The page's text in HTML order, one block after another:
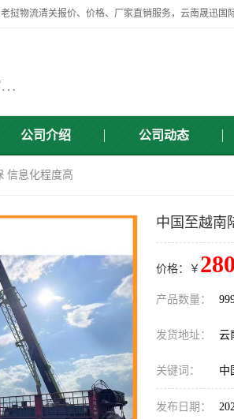
YUNNAN SINCERITY INTERNATIONAL FREIGHT FOR WARDING CO.,LTD
公司介绍 公司动态
信息化程度高
中国至越南
价格：￥
产品数量：
发货地址： 云
关键词： 中
发布日期：